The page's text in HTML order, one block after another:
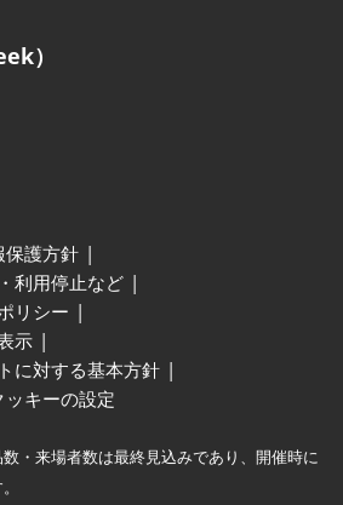
）
保護方針
利用停止など
リシー
示
に対する基本方針
ッキーの設定
・来場者数は最終見込みであり、開催時に